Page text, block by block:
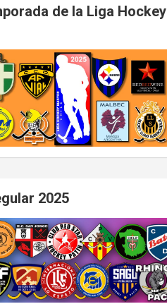
de la Liga Hockey
2025